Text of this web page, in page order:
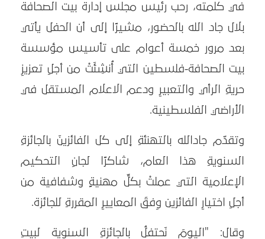
في كلمته، رحب رئيس مجلس إدارة بيت الصحافة
بلال جاد الله بالحضور، مشيرًا إلى أن الحفل يأتي
بعد مرور خمسة أعوام على تأسيس مؤسسة
بيت الصحافة-فلسطين التي أُنشِئَتْ من أجلِ تعزيزِ
حريةِ الرأي والتعبيرِ ودعم الاعلام المستقل في
الأراضي الفلسطينية.
وتقدّم جادالله بالتهنئةِ إلى كل الفائزينَ بالجائزةِ
السنويةِ هذا العام، شاكرًا لجانِ التحكيم
الإعلامية التي عملتْ بكلِّ مهنيةٍ وشفافية من
أجلِ اختيارِ الفائزين وِفقَ المعاييرِ المقررةِ للجائزة.
وقال: "اليومَ نَحتفلُ بالجائزةِ السنوية لبيتِ